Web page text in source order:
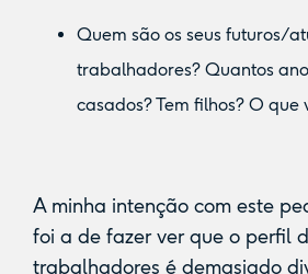
Quem são os seus futuros/
trabalhadores? Quantos
casados? Tem filhos? O que
A minha intenção com este
foi a de fazer ver que o perfil
trabalhadores é demasiado